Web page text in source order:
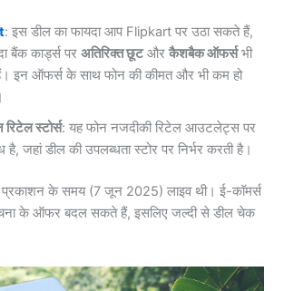
: इस डील का फायदा आप Flipkart पर उठा सकते हैं,
बैंक कार्ड्स परअतिरिक्त छूटऔरकैशबैक ऑफर्सभी
इन ऑफर्स के साथ फोन की कीमत और भी कम हो
स्टोर्स: यह फोन नजदीकी रिटेल आउटलेट्स पर
है, जहां डील की उपलब्धता स्टोर पर निर्भर करती है।
के समय (7 जून 2025) लाइव थी। ई-कॉमर्स
सूचना के ऑफर बदल सकते हैं, इसलिए जल्दी से डील चेक